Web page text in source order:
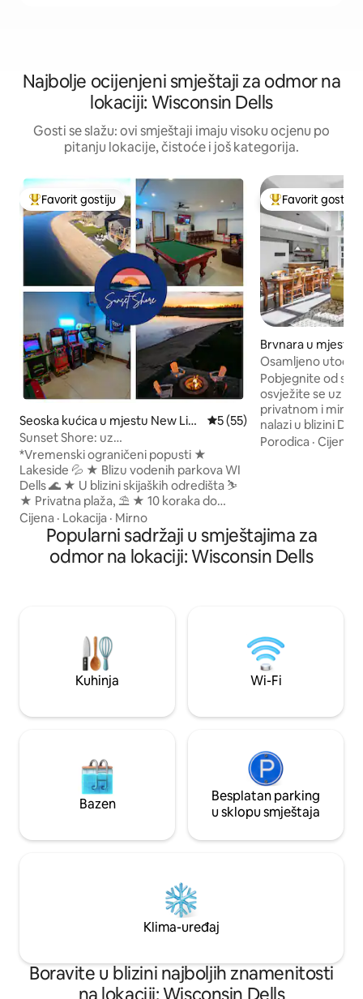
Najbolje ocijenjeni smještaji za odmor na
lokaciji: Wisconsin Dells
Gosti se slažu: ovi smještaji imaju visoku ocjenu po
pitanju lokacije, čistoće i još kategorija.
Glavni favorit gostiju
Favorit gostiju
Seoska kućica u mjestu New Lisb
on
Prosječna ocjena: 5 od 5,
5 (55)
Sunset Shore: uz
jezero/plaža/arkada/jacuzzi/masaža
*Vremenski ograničeni popusti ★
Lakeside 💦 ★ Blizu vodenih parkova WI
Dells 🌊 ★ U blizini skijaških odredišta ⛷
★ Privatna plaža, ⛱️ ★ 10 koraka do
plaže ★ Garaža za druženje:
grijana/klimatizirana Stol ★ za bilijar 🎱
Pikado 🎯 Arcade 🎮 75” TV ★ Za 16
osoba 🛏 ★ 2 bračna kreveta 👑★11
drvo 🌲 ★ BESPLATNI punjač za
električna vozila ★ Profesionalno
očišćeno 🧼 *Gost koji rezerviše mora
imati najmanje 25 godina. To zahtijevaju
Cijena · Lokacija · Mirno
Glavni favorit
Favorit gostiju
Brvnara u mjestu
Osamljeno
hidromasažnom
terena
Pobjegnite od
osvježite se uz
privatnom i
nalazi u blizini
& Devil's Head
prirodnim
udobnošću i
profesionalnom
Porodica ·Cijena
Popularni sadržaji u smještajima za
odmor na lokaciji: Wisconsin Dells
Kuhinja Wi-Fi
Bazen
Besplatan parking
u sklopu smještaja
Klima-uređaj
Boravite u blizini najboljih znamenitosti